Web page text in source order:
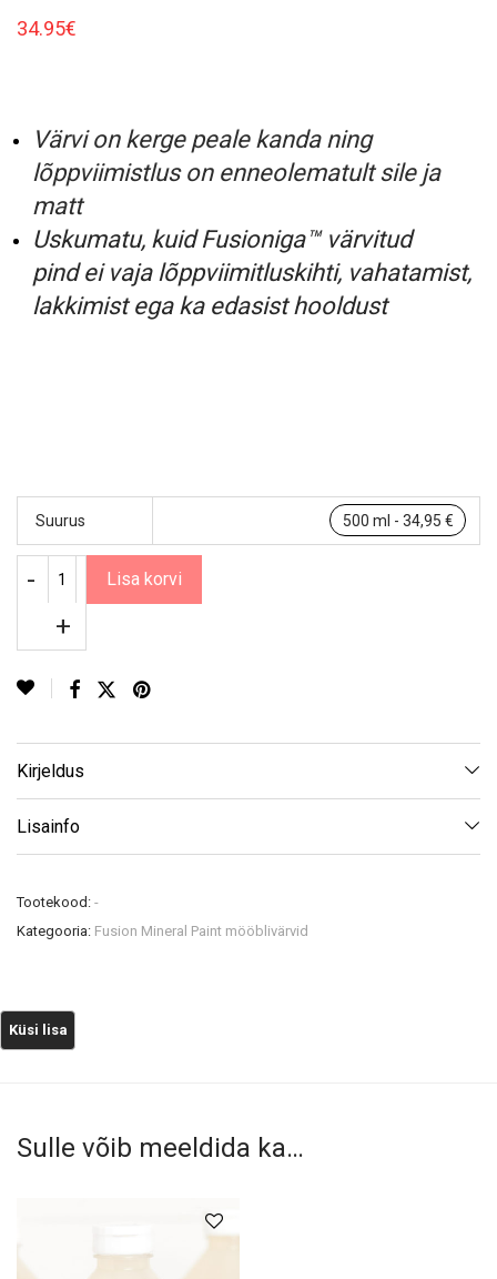
34.95€
Värvi on kerge peale kanda ning
lõppviimistlus on enneolematult sile ja
matt
Uskumatu, kuid Fusioniga™ värvitud
pind ei vaja lõppviimitluskihti, vahatamist,
lakkimist ega ka edasist hooldust
Suurus 500 ml - 34,95 €
Lisa korvi
Kirjeldus
Lisainfo
Tootekood: -
Kategooria: Fusion Mineral Paint mööblivärvid
Sulle võib meeldida ka…